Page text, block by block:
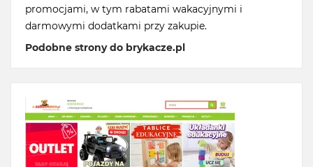
promocjami, w tym rabatami wakacyjnymi i
darmowymi dodatkami przy zakupie.
Podobne strony do brykacze.pl